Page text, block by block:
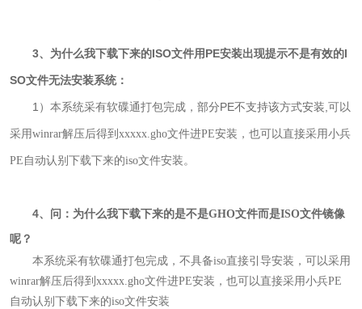
3、为什么我下载下来的ISO文件用PE安装出现提示不是有效的I
SO文件无法安装系统：
1）本系统采有软碟通打包完成，部分PE不支持该方式安装,可以
采用winrar解压后得到xxxxx.gho文件进PE安装，也可以直接采用小兵
PE自动认别下载下来的iso文件安装。
4、问：为什么我下载下来的是不是GHO文件而是ISO文件镜像
呢？
本系统采有软碟通打包完成，不具备iso直接引导安装，可以采用
winrar解压后得到xxxxx.gho文件进PE安装，也可以直接采用小兵PE
自动认别下载下来的iso文件安装